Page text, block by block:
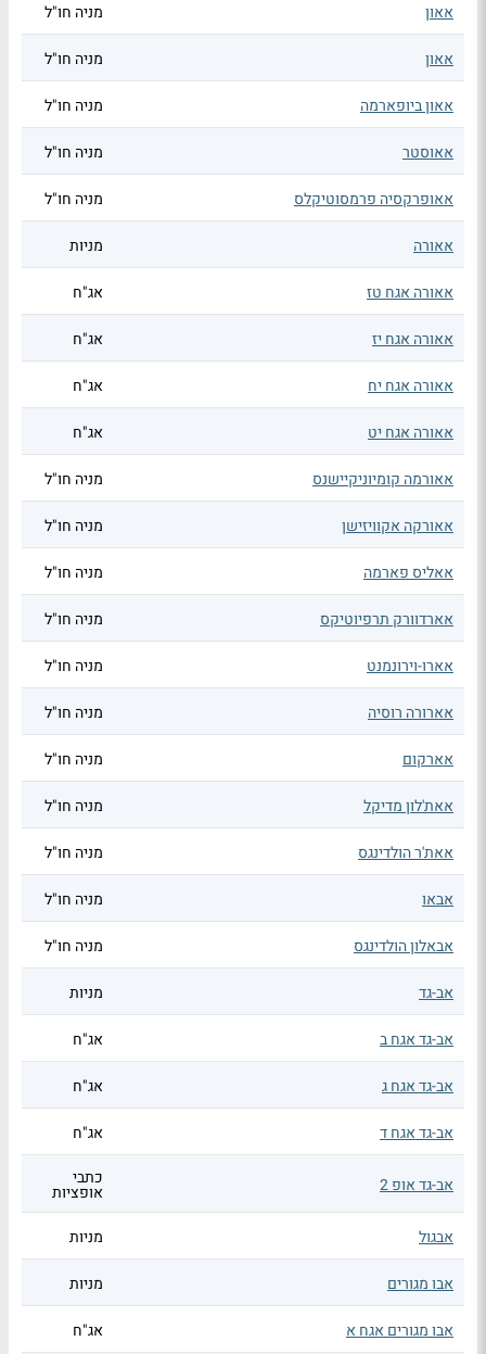
אאון מניה חו"ל
אאון מניה חו"ל
אאון ביופארמה מניה חו"ל
אאוסטר מניה חו"ל
אאופרקסיה פרמסוטיקלס מניה חו"ל
אאורה מניות
אאורה אגח טז אג"ח
אאורה אגח יז אג"ח
אאורה אגח יח אג"ח
אאורה אגח יט אג"ח
אאורמה קומיוניקיישנס מניה חו"ל
אאורקה אקוויזישן מניה חו"ל
אאליס פארמה מניה חו"ל
אארדוורק תרפיוטיקס מניה חו"ל
אארו-וירונמנט מניה חו"ל
אארורה רוסיה מניה חו"ל
אארקום מניה חו"ל
אאת'לון מדיקל מניה חו"ל
אאת'ר הולדינגס מניה חו"ל
אבאו מניה חו"ל
אבאלון הולדינגס מניה חו"ל
אב-גד מניות
אב-גד אגח ב אג"ח
אב-גד אגח ג אג"ח
אב-גד אגח ד אג"ח
אב-גד אופ 2 כתבי
אופציות
אבגול
מניות
אבו מגורים מניות
אבו מגורים אגח א אג"ח